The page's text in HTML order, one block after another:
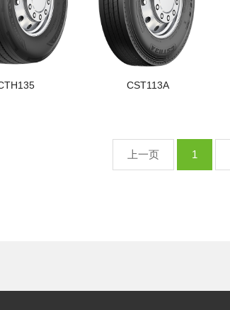
CST113A
上一页 1